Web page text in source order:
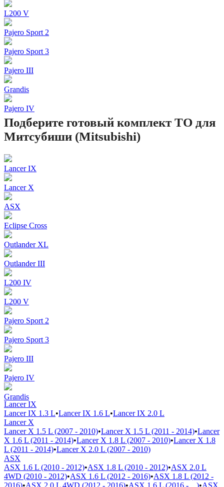
L200 V
Pajero Sport 2
Pajero Sport 3
Pajero III
Grandis
Pajero IV
Подберите готовый комплект ТО для
Митсубиши (Mitsubishi)
Lancer IX
Lancer X
ASX
Eclipse Cross
Outlander XL
Outlander III
L200 IV
L200 V
Pajero Sport 2
Pajero Sport 3
Pajero III
Pajero IV
Grandis
Lancer IX
Lancer IX 1.3 L•Lancer IX 1.6 L•Lancer IX 2.0 L
Lancer X
Lancer X 1.5 L (2007 - 2010)•Lancer X 1.5 L (2011 - 2014)•Lancer
X 1.6 L (2011 - 2014)•Lancer X 1.8 L (2007 - 2010)•Lancer X 1.8
L (2011 - 2014)•Lancer X 2.0 L (2007 - 2010)
ASX
ASX 1.6 L (2010 - 2012)•ASX 1.8 L (2010 - 2012)•ASX 2.0 L
4WD (2010 - 2012)•ASX 1.6 L (2012 - 2016)•ASX 1.8 L (2012 -
2016)•ASX 2.0 L 4WD (2012 - 2016)•ASX 1.6 L (2016 - ...)•ASX